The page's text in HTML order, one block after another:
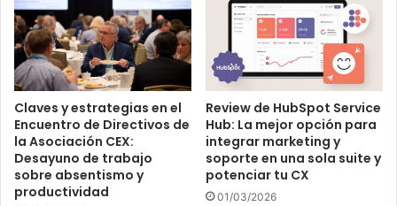
Claves y estrategias en el
Encuentro de Directivos de
la Asociación CEX:
Desayuno de trabajo
sobre absentismo y
productividad
Review de HubSpot Service
Hub: La mejor opción para
integrar marketing y
soporte en una sola suite y
potenciar tu CX
01/03/2026